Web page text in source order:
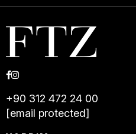
+90 312 472 24 00
[email protected]